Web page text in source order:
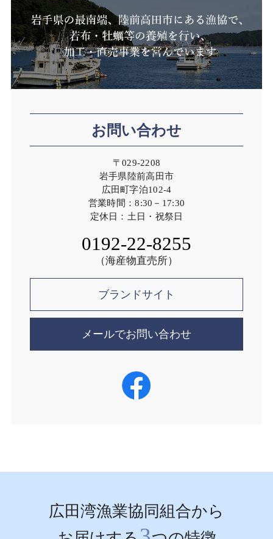
お問い合わせ
〒029-2208
岩手県陸前高田市
広田町字泊102-4
営業時間：8:30－17:30
定休日：土日・祝祭日
0192-22-8255
（海産物直売所）
ブランドサイト
メールでお問い合わせ
広田湾漁業協同組合から